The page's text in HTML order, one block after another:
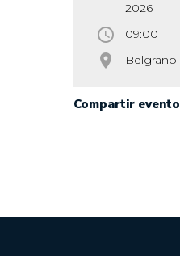
2026
access_time 09:00
room Belgrano
Compartir evento